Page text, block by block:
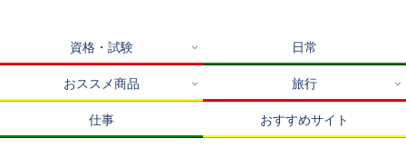
資格・試験 日常
おススメ商品 旅行
仕事 おすすめサイト